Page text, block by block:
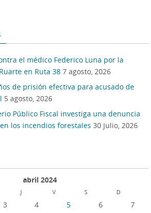
el médico Federico Luna por la
en Ruta 38 7 agosto, 2026
de prisión efectiva para acusado de
5 agosto, 2026
Público Fiscal investiga una denuncia
los incendios forestales 30 julio, 2026
abril 2024
J V S D
3 4 5 6
7